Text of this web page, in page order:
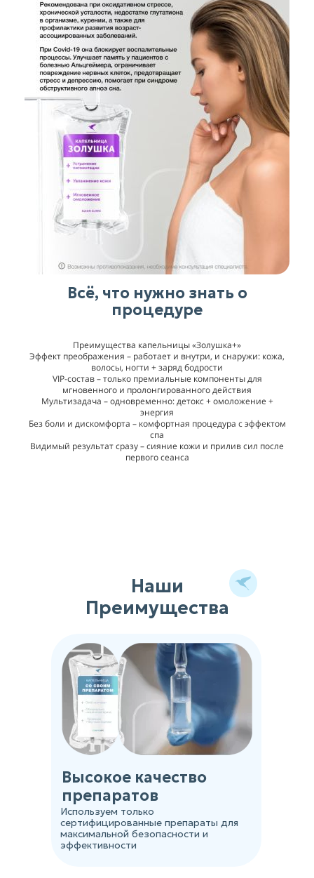
Всё, что нужно знать о
процедуре
Преимущества капельницы «Золушка+»
Эффект преображения – работает и внутри, и снаружи: кожа,
волосы, ногти + заряд бодрости
VIP-состав – только премиальные компоненты для
мгновенного и пролонгированного действия
Мультизадача – одновременно: детокс + омоложение +
энергия
Без боли и дискомфорта – комфортная процедура с эффектом
спа
Видимый результат сразу – сияние кожи и прилив сил после
первого сеанса
Наши
Преимущества
Высокое качество
препаратов
Используем только
сертифицированные препараты для
максимальной безопасности и
эффективности